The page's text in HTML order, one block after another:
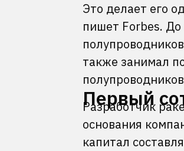
Это делает его
пишет Forbes. До
также занимал
Первый
Разработчик
основания
капитал